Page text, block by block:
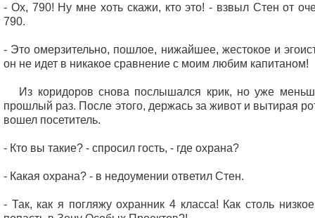
- Ох, 790! Ну мне хоть скажи, кто это! - взвыл Стен от
790.
- Это омерзительно, пошлое, нижайшее, жестокое и
он не идет в никакое сравнение с моим любим капитаном!
Из коридоров снова послышался крик, но уже
прошлый раз. После этого, держась за живот и вытирая
вошел посетитель.
- Кто вы такие? - спросил гость, - где охрана?
- Какая охрана? - в недоумении ответил Стен.
- Так, как я погляжу охранник 4 класса! Как столь